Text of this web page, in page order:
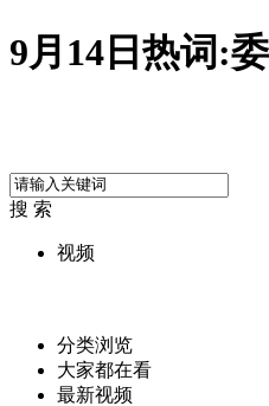
9月14日热词:
搜 索
视频
分类浏览
大家都在看
最新视频